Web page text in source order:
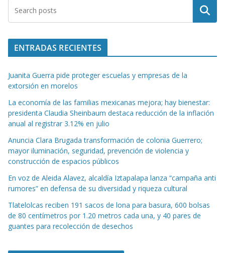
Buscar
ENTRADAS RECIENTES
Juanita Guerra pide proteger escuelas y empresas de la
extorsión en morelos
La economía de las familias mexicanas mejora; hay bienestar:
presidenta Claudia Sheinbaum destaca reducción de la inflación
anual al registrar 3.12% en julio
Anuncia Clara Brugada transformación de colonia Guerrero;
mayor iluminación, seguridad, prevención de violencia y
construcción de espacios públicos
En voz de Aleida Alavez, alcaldía Iztapalapa lanza “campaña anti
rumores” en defensa de su diversidad y riqueza cultural
Tlatelolcas reciben 191 sacos de lona para basura, 600 bolsas
de 80 centímetros por 1.20 metros cada una, y 40 pares de
guantes para recolección de desechos